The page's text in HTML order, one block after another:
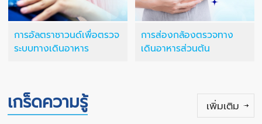
การอัลตราซาวนด์เพื่อตรวจ
ระบบทางเดินอาหาร
การส่องกล้องตรวจทาง
เดินอาหารส่วนต้น
เกร็ดความรู้ เพิ่มเติม